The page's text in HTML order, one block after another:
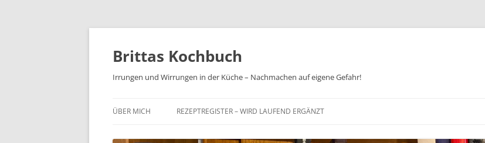
Brittas Kochbuch
Irrungen und Wirrungen in der Küche – Nachmachen auf eigene Gefahr!
ÜBER MICH REZEPTREGISTER – WIRD LAUFEND ERGÄNZT